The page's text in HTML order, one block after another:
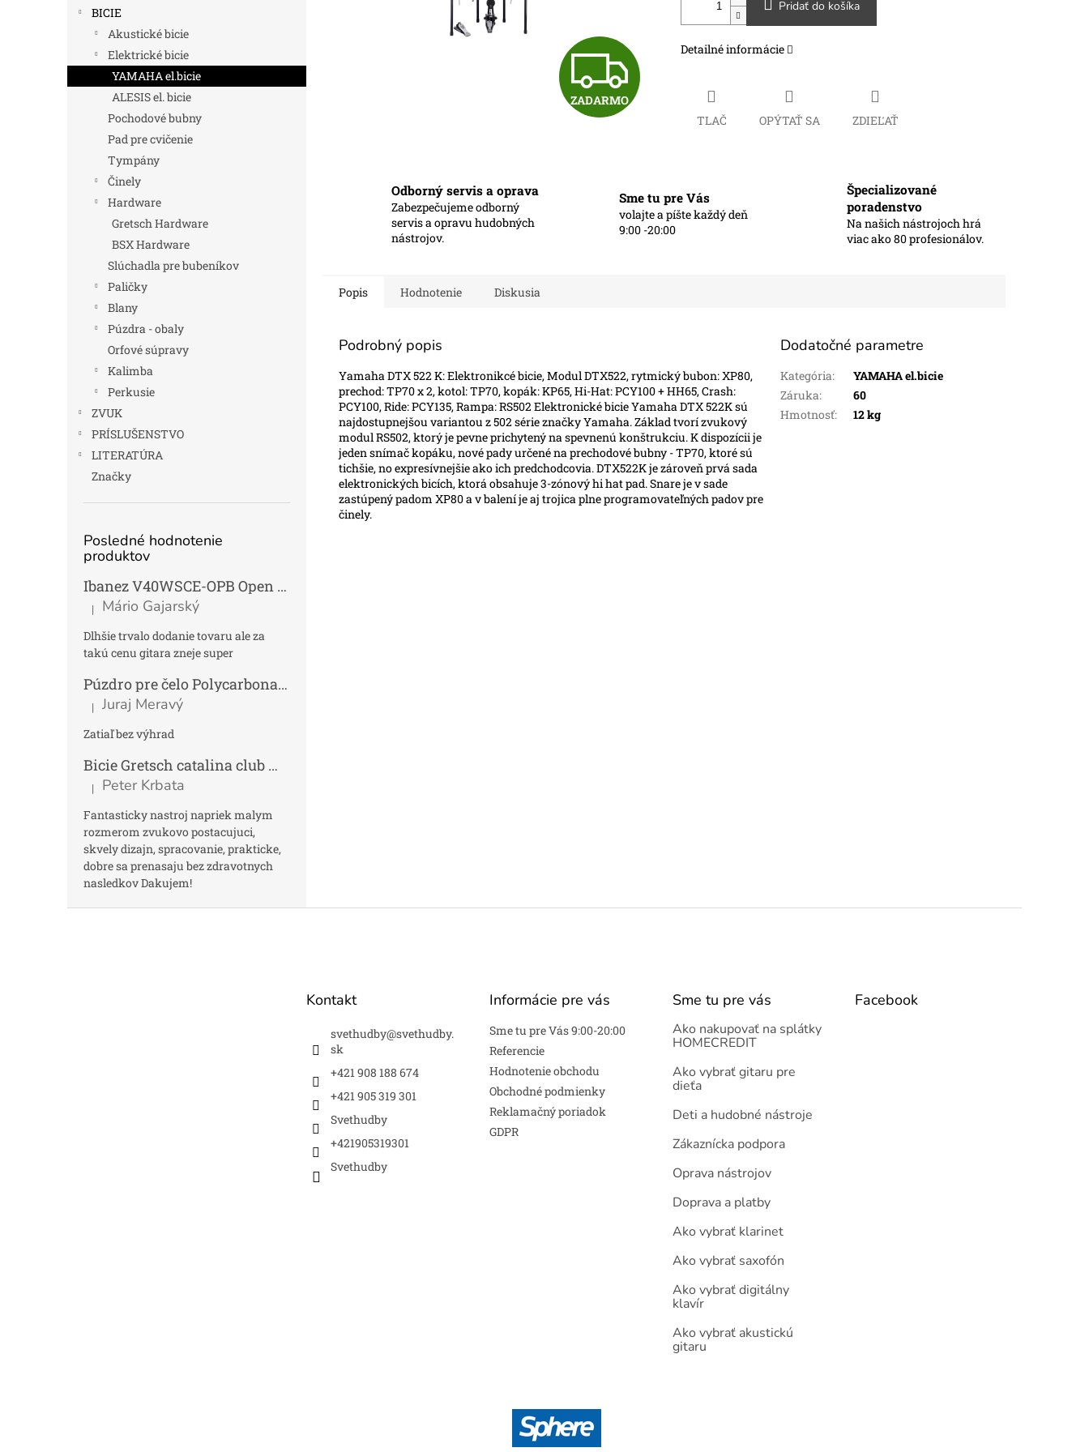
BICIE
Akustické bicie
Elektrické bicie
YAMAHA el.bicie
ALESIS el. bicie
Pochodové bubny
Pad pre cvičenie
Tympány
Činely
Hardware
Gretsch Hardware
BSX Hardware
Slúchadla pre bubeníkov
Paličky
Blany
Púzdra - obaly
Orfové súpravy
Kalimba
Perkusie
ZVUK
PRÍSLUŠENSTVO
LITERATÚRA
Značky
Posledné hodnotenie
produktov
Ibanez V40WSCE-OPB Open Pore Brown Elektroakustická gitara Dreadnought
Hodnotenie produktu je 4 z 5 hviezdičiek.
| Mário Gajarský
Dlhšie trvalo dodanie tovaru ale za
takú cenu gitara zneje super
Púzdro pre čelo Polycarbonat FUN
Hodnotenie produktu je 5 z 5 hviezdičiek.
| Juraj Meravý
Zatiaľ bez výhrad
Bicie Gretsch catalina club micro kit saf
Hodnotenie produktu je 5 z 5 hviezdičiek.
| Peter Krbata
Fantasticky nastroj napriek malym
rozmerom zvukovo postacujuci,
skvely dizajn, spracovanie, prakticke,
dobre sa prenasaju bez zdravotnych
nasledkov Dakujem!
Z
A
D
A
O
ZADARMO
Pridať do košíka
Detailné informácie
TLAČ OPÝTAŤ SA ZDIEĽAŤ
Odborný servis a oprava
Zabezpečujeme odborný
servis a opravu hudobných
nástrojov.
Sme tu pre Vás
volajte a píšte každý deň
9:00 -20:00
Špecializované
poradenstvo
Na našich nástrojoch hrá
viac ako 80 profesionálov.
Popis Hodnotenie Diskusia
Podrobný popis
Yamaha DTX 522 K: Elektronikcé bicie, Modul DTX522, rytmický bubon: XP80,
prechod: TP70 x 2, kotol: TP70, kopák: KP65, Hi-Hat: PCY100 + HH65, Crash:
PCY100, Ride: PCY135, Rampa: RS502 Elektronické bicie Yamaha DTX 522K sú
najdostupnejšou variantou z 502 série značky Yamaha. Základ tvorí zvukový
modul RS502, ktorý je pevne prichytený na spevnenú konštrukciu. K dispozícii je
jeden snímač kopáku, nové pady určené na prechodové bubny - TP70, ktoré sú
tichšie, no expresívnejšie ako ich predchodcovia. DTX522K je zároveň prvá sada
elektronických bicích, ktorá obsahuje 3-zónový hi hat pad. Snare je v sade
zastúpený padom XP80 a v balení je aj trojica plne programovateľných padov pre
činely.
Dodatočné parametre
Kategória:
YAMAHA el.bicie
Záruka:
60
Hmotnosť: 12 kg
Kontakt
svethudby@svethudby.
sk
+421 908 188 674
+421 905 319 301
Svethudby
+421905319301
Svethudby
Informácie pre vás
Sme tu pre Vás 9:00-20:00
Referencie
Hodnotenie obchodu
Obchodné podmienky
Reklamačný poriadok
GDPR
Sme tu pre vás
Ako nakupovať na splátky
HOMECREDIT
Ako vybrať gitaru pre
dieťa
Deti a hudobné nástroje
Zákaznícka podpora
Oprava nástrojov
Doprava a platby
Ako vybrať klarinet
Ako vybrať saxofón
Ako vybrať digitálny
klavír
Ako vybrať akustickú
gitaru
Facebook